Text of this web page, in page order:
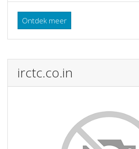
Ontdek meer
irctc.co.in